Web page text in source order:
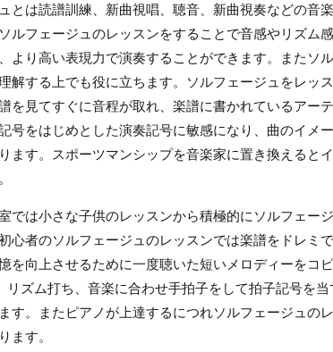
とは読譜訓練、新曲視唱、聴音、新曲視奏などの音
ルフェージュのレッスンをすることで音感やリズム
より高い表現力で演奏することができます。またソ
解する上でも役に立ちます。ソルフェージュをレッ
を見てすぐに音程が取れ、楽譜に書かれているアー
号をはじめとした演奏記号に敏感になり、曲のイメ
ます。スポーツマンシップを音楽家に置き換えると
では小さな子供のレッスンから積極的にソルフェー
心者のソルフェージュのレッスンでは楽譜をドレミ
を向上させるために一度聴いた短いメロディーをコ
リズム打ち、音楽に合わせ手拍子をして拍子記号を当
す。またピアノが上達するにつれソルフェージュの
ます。